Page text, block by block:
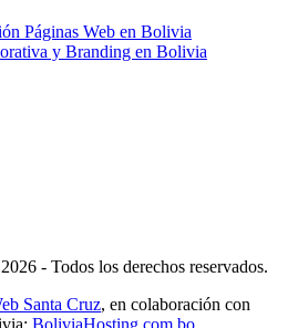
Páginas Web en Bolivia
y Branding en Bolivia
2026 - Todos los derechos reservados.
Santa Cruz, en colaboración con
BoliviaHosting.com.bo